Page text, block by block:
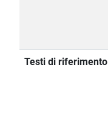
Testi di riferimento